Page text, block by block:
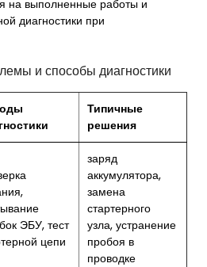
на выполненные работы и
диагностики при
и способы диагностики
Типичные
решения
ЭБУ, тест
цепи
заряд
аккумулятора,
замена
стартерного
узла, устранение
пробоя в
проводке